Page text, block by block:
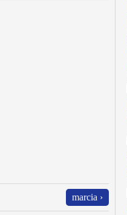
marcia ›